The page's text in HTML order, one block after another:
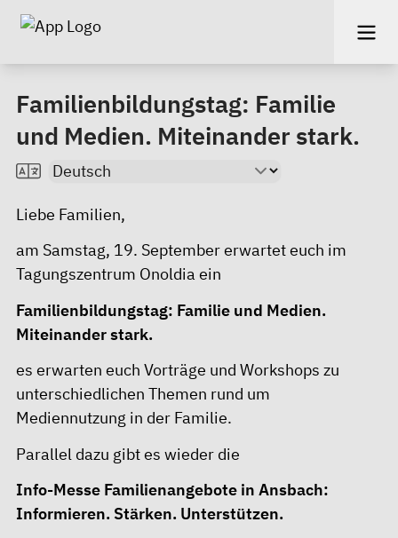
Familienbildungstag: Familie
und Medien. Miteinander stark.
Liebe Familien,
am Samstag, 19. September erwartet euch im
Tagungszentrum Onoldia ein
Familienbildungstag: Familie und Medien.
Miteinander stark.
es erwarten euch Vorträge und Workshops zu
unterschiedlichen Themen rund um
Mediennutzung in der Familie.
Parallel dazu gibt es wieder die
Info-Messe Familienangebote in Ansbach:
Informieren. Stärken. Unterstützen.